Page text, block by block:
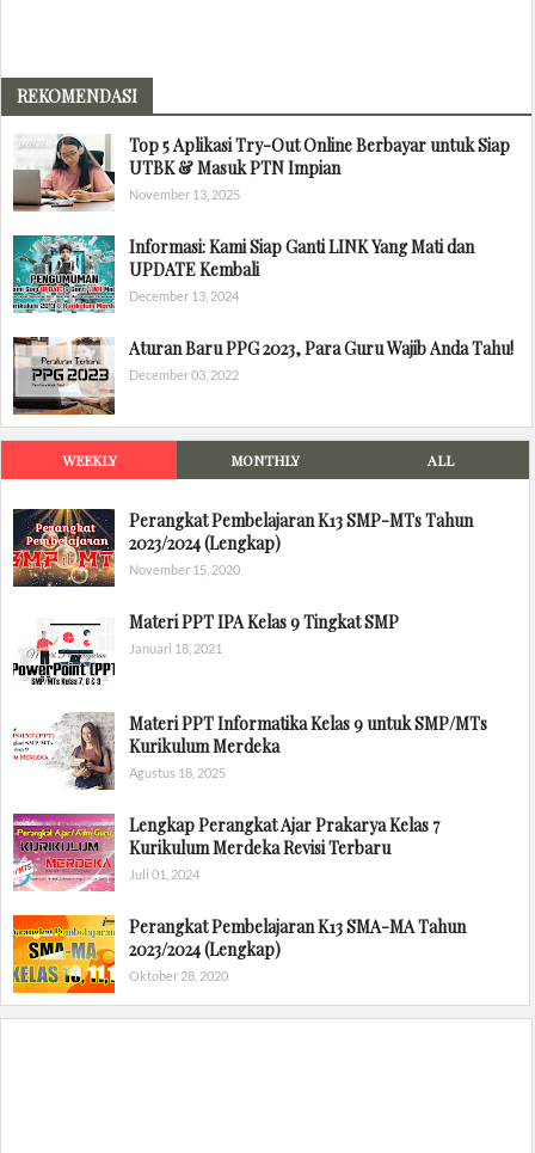
REKOMENDASI
Top 5 Aplikasi Try-Out Online Berbayar untuk Siap
UTBK & Masuk PTN Impian
November 13, 2025
Informasi: Kami Siap Ganti LINK Yang Mati dan
UPDATE Kembali
December 13, 2024
Aturan Baru PPG 2023, Para Guru Wajib Anda Tahu!
December 03, 2022
WEEKLY MONTHLY ALL
Perangkat Pembelajaran K13 SMP-MTs Tahun
2023/2024 (Lengkap)
November 15, 2020
Materi PPT IPA Kelas 9 Tingkat SMP
Januari 18, 2021
Materi PPT Informatika Kelas 9 untuk SMP/MTs
Kurikulum Merdeka
Agustus 18, 2025
Lengkap Perangkat Ajar Prakarya Kelas 7
Kurikulum Merdeka Revisi Terbaru
Juli 01, 2024
Perangkat Pembelajaran K13 SMA-MA Tahun
2023/2024 (Lengkap)
Oktober 28, 2020